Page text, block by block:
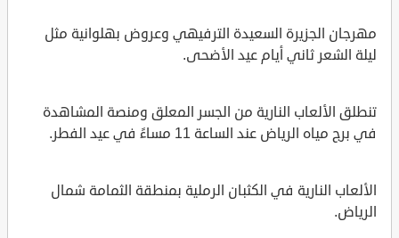
مهرجان الجزيرة السعيدة الترفيهي وعروض بهلوانية مثل
ليلة الشعر ثاني أيام عيد الأضحى.
تنطلق الألعاب النارية من الجسر المعلق ومنصة المشاهدة
في برج مياه الرياض عند الساعة 11 مساءً في عيد الفطر.
الألعاب النارية في الكثبان الرملية بمنطقة الثمامة شمال
الرياض.